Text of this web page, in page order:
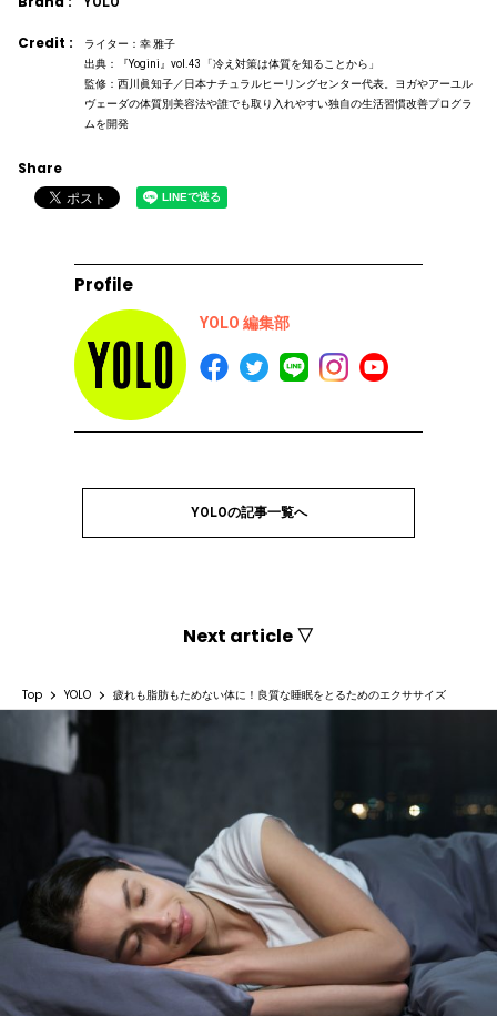
Credit :
ライター：幸 雅子
出典：『Yogini』vol.43「冷え対策は体質を知ることから」
監修：西川眞知子／日本ナチュラルヒーリングセンター代表。ヨガやアーユル
ヴェーダの体質別美容法や誰でも取り入れやすい独自の生活習慣改善プログラ
ムを開発
Share
Profile
YOLO 編集部
YOLOの記事一覧へ
Next article ▽
Top YOLO 疲れも脂肪もためない体に！良質な睡眠をとるためのエクササイズ